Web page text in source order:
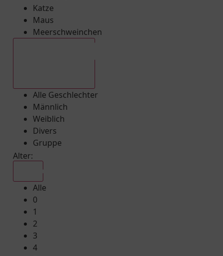
Katze
Maus
Meerschweinchen
Alle Geschlechter
Männlich
Weiblich
Divers
Gruppe
Alter:
Alle
0
1
2
3
4